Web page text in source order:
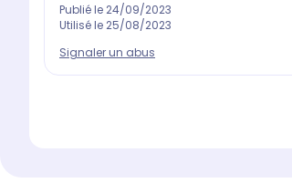
Publié le 24/09/2023
Utilisé le 25/08/2023
Signaler un abus